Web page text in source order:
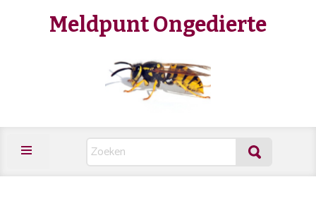
Meldpunt Ongedierte